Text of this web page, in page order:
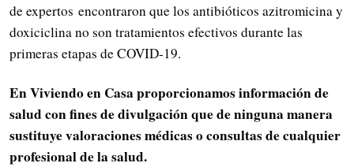
de expertos encontraron que los antibióticos azitromicina y
doxiciclina no son tratamientos efectivos durante las
primeras etapas de COVID-19.
En Viviendo en Casa proporcionamos información de
salud con fines de divulgación que de ninguna manera
sustituye valoraciones médicas o consultas de cualquier
profesional de la salud.